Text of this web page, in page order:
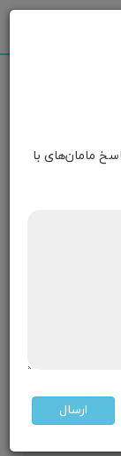
و کمتر از ۷ دقیقه پاسخ مامان‌های با
ارسال